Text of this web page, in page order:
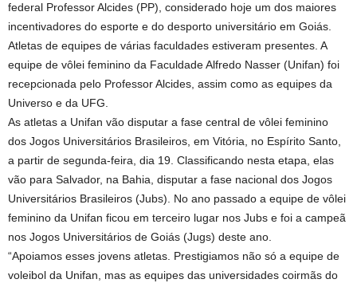
federal Professor Alcides (PP), considerado hoje um dos maiores
incentivadores do esporte e do desporto universitário em Goiás.
Atletas de equipes de várias faculdades estiveram presentes. A
equipe de vôlei feminino da Faculdade Alfredo Nasser (Unifan) foi
recepcionada pelo Professor Alcides, assim como as equipes da
Universo e da UFG.
As atletas a Unifan vão disputar a fase central de vôlei feminino
dos Jogos Universitários Brasileiros, em Vitória, no Espírito Santo,
a partir de segunda-feira, dia 19. Classificando nesta etapa, elas
vão para Salvador, na Bahia, disputar a fase nacional dos Jogos
Universitários Brasileiros (Jubs). No ano passado a equipe de vôlei
feminino da Unifan ficou em terceiro lugar nos Jubs e foi a campeã
nos Jogos Universitários de Goiás (Jugs) deste ano.
“Apoiamos esses jovens atletas. Prestigiamos não só a equipe de
voleibol da Unifan, mas as equipes das universidades coirmãs do